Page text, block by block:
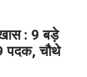
: 9 बड़े
पदक, चौथे